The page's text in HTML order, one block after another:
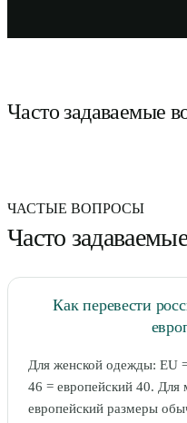
Часто задаваемые
ЧАСТЫЕ ВОПРОСЫ
Часто
Как перевести
Для женской одежды: EU
46 = европейский 40.
европейский размеры